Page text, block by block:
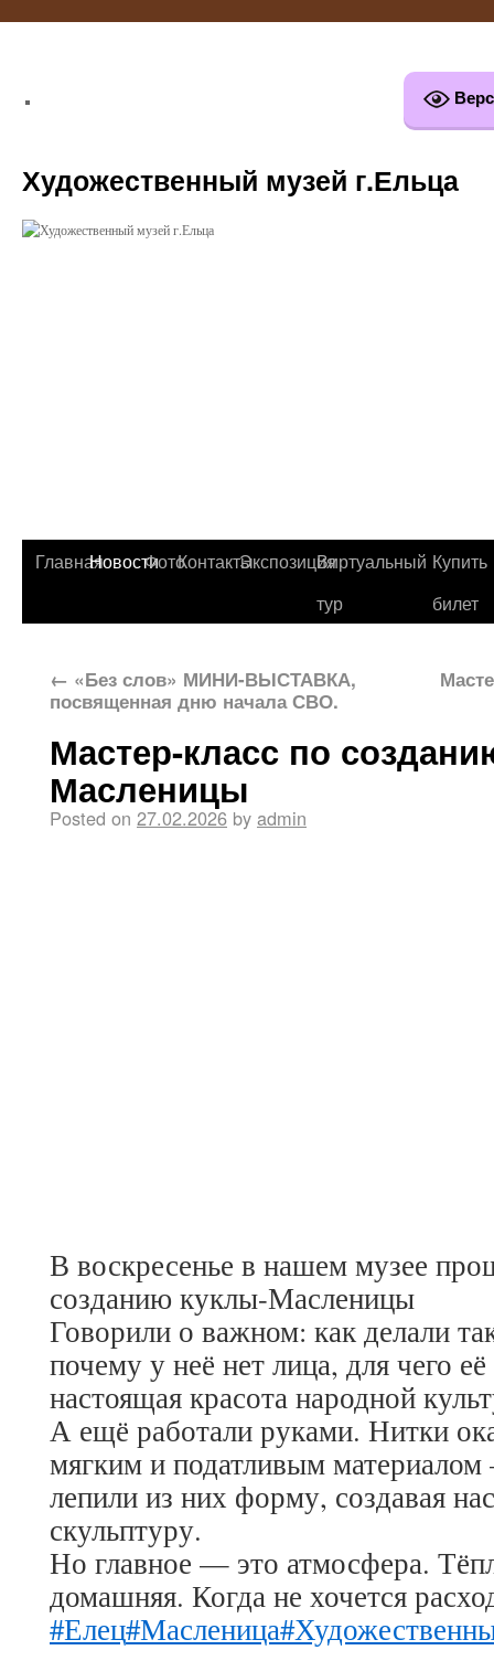
Художественный музей г.Ельца
ГлавнаяНовостиФотоКонтактыЭкспозицияВиртуальный
тур
Купить
билет
← «Без слов» МИНИ-ВЫСТАВКА,
посвященная дню начала СВО.
Мастер-класс по
Масленицы
Posted on 27.02.2026 by admin
В воскресенье в нашем музее
созданию куклы-Масленицы
Говорили о важном: как делали
почему у неё нет лица, для чего
настоящая красота народной
А ещё работали руками. Нитки
мягким и податливым
лепили из них форму, создавая
скульптуру.
Но главное — это атмосфера.
домашняя. Когда не хочется
#Елец#Масленица